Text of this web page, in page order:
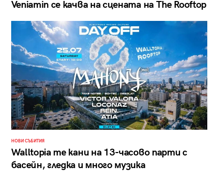
Veniamin се качва на сцената на The Rooftop
НОВИ СЪБИТИЯ
Walltopia те кани на 13-часово парти с
басейн, гледка и много музика